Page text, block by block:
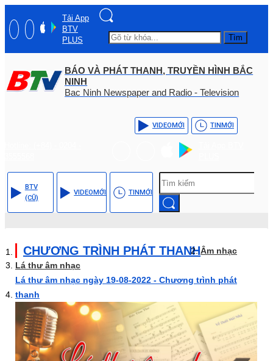
Tải App
BTV
PLUS
Tìm
BÁO VÀ PHÁT THANH, TRUYỀN HÌNH BẮC
NINH
Bac Ninh Newspaper and Radio - Television
VIDEOMỚI TINMỚI
BTV
(CŨ)
VIDEOMỚI TINMỚI
CHƯƠNG TRÌNH PHÁT THANHÂm nhạc
Lá thư âm nhạc
Lá thư âm nhạc ngày 19-08-2022 - Chương trình phát
thanh